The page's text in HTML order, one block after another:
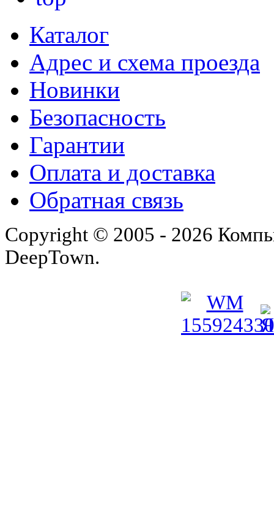
Каталог
Адрес и схема проезда
Новинки
Безопасность
Гарантии
Оплата и доставка
Обратная связь
Copyright © 2005 - 2026
DeepTown.